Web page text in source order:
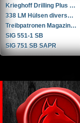
Krieghoff Drilling Plus 7x65R / 20-76 / 222Rem
338 LM Hülsen diverse Hersteller
Treibpatronen Magazin STGW 57
SIG 551-1 SB
SIG 751 SB SAPR